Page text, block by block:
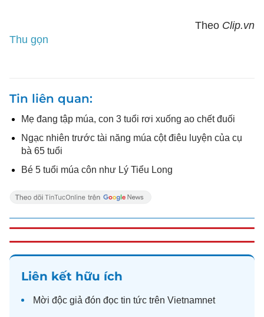
Theo Clip.vn
Thu gọn
Tin liên quan
Mẹ đang tập múa, con 3 tuổi rơi xuống ao chết đuối
Ngạc nhiên trước tài năng múa cột điêu luyện của cụ
bà 65 tuổi
Bé 5 tuổi múa côn như Lý Tiểu Long
Liên kết hữu ích
Mời độc giả đón đọc tin tức trên Vietnamnet